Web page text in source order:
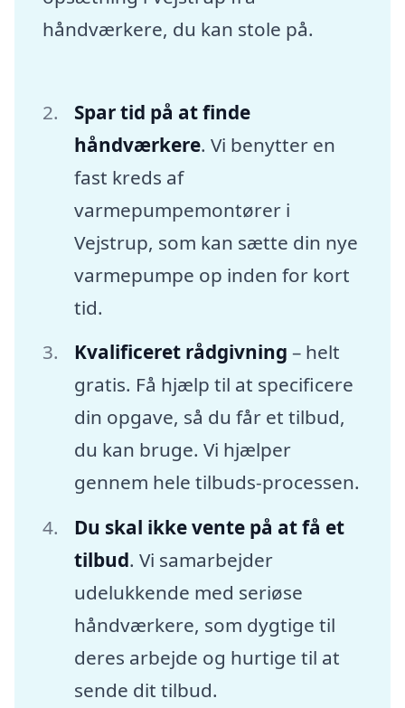
håndværkere, du kan stole på.
Spar tid på at finde
håndværkere. Vi benytter en
fast kreds af
varmepumpemontører i
Vejstrup, som kan sætte din nye
varmepumpe op inden for kort
tid.
Kvalificeret rådgivning – helt
gratis. Få hjælp til at specificere
din opgave, så du får et tilbud,
du kan bruge. Vi hjælper
gennem hele tilbuds-processen.
Du skal ikke vente på at få et
tilbud. Vi samarbejder
udelukkende med seriøse
håndværkere, som dygtige til
deres arbejde og hurtige til at
sende dit tilbud.